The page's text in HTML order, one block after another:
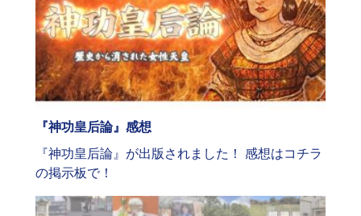
『神功皇后論』感想
『神功皇后論』が出版されました！ 感想はコチラ
の掲示板で！